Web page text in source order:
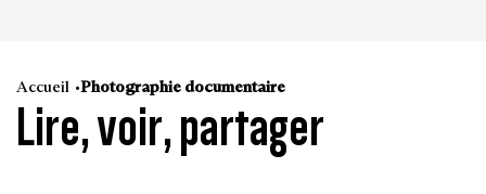
Accueil Photographie documentaire
Lire, voir, partager